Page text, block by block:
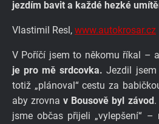
jezdím bavit a každé hezké
Vlastimil Resl, www.autokrosar.cz
V Poříčí jsem to někomu říkal –
je pro mě srdcovka. Jezdil
totiž „plánoval“ cestu za
aby zrovnav Bousově byl závod.
jsme občas přijeli „vylepšení“